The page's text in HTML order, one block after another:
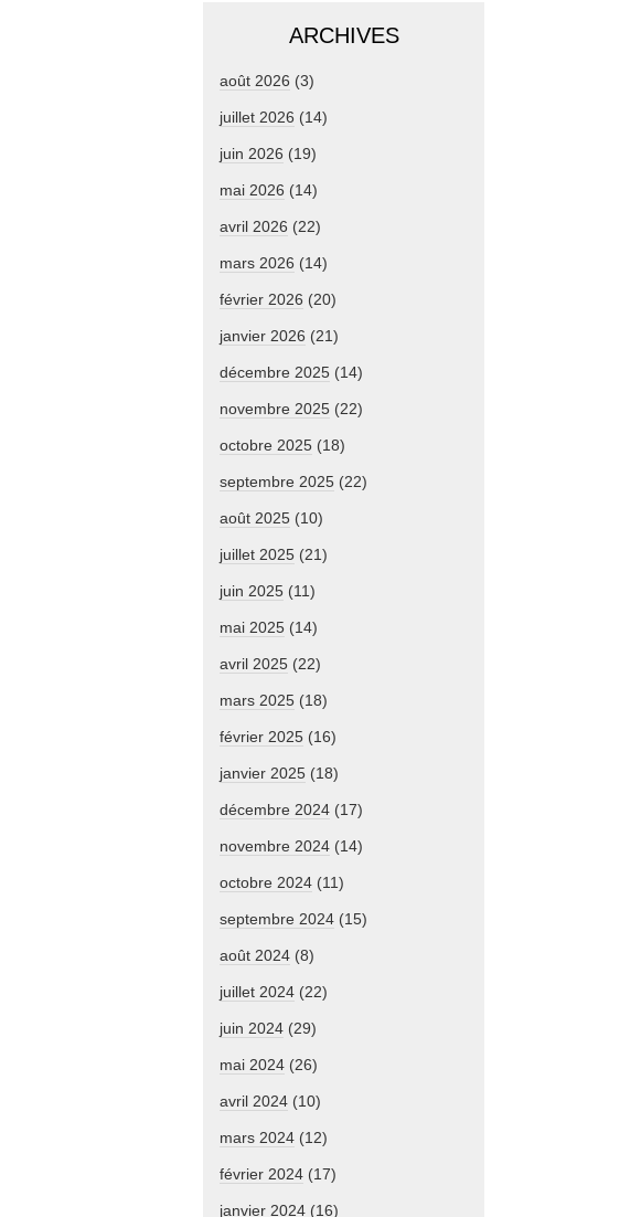
ARCHIVES
août 2026 (3)
juillet 2026 (14)
juin 2026 (19)
mai 2026 (14)
avril 2026 (22)
mars 2026 (14)
février 2026 (20)
janvier 2026 (21)
décembre 2025 (14)
novembre 2025 (22)
octobre 2025 (18)
septembre 2025 (22)
août 2025 (10)
juillet 2025 (21)
juin 2025 (11)
mai 2025 (14)
avril 2025 (22)
mars 2025 (18)
février 2025 (16)
janvier 2025 (18)
décembre 2024 (17)
novembre 2024 (14)
octobre 2024 (11)
septembre 2024 (15)
août 2024 (8)
juillet 2024 (22)
juin 2024 (29)
mai 2024 (26)
avril 2024 (10)
mars 2024 (12)
février 2024 (17)
janvier 2024 (16)